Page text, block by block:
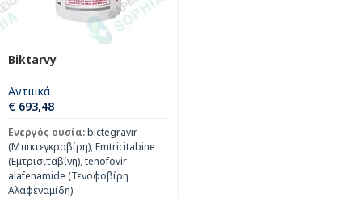
Biktarvy
Αντιιικά
€ 693,48
Ενεργός ουσία:bictegravir
(Μπικτεγκραβίρη),Emtricitabine
(Εμτρισιταβίνη),tenofovir
alafenamide (Τενοφοβίρη
Αλαφεναμίδη)